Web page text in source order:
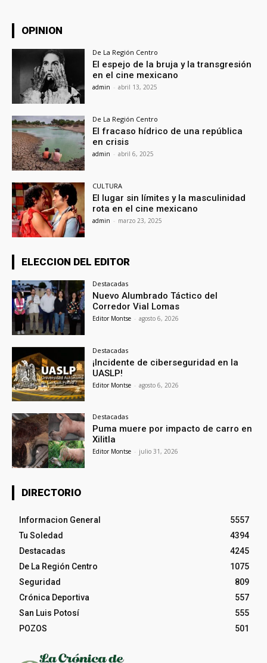
OPINION
De La Región Centro
El espejo de la bruja y la transgresión
en el cine mexicano
admin - abril 13, 2025
De La Región Centro
El fracaso hídrico de una república
en crisis
admin - abril 6, 2025
CULTURA
El lugar sin límites y la masculinidad
rota en el cine mexicano
admin - marzo 23, 2025
ELECCION DEL EDITOR
Destacadas
Nuevo Alumbrado Táctico del
Corredor Vial Lomas
Editor Montse - agosto 6, 2026
Destacadas
¡Incidente de ciberseguridad en la
UASLP!
Editor Montse - agosto 6, 2026
Destacadas
Puma muere por impacto de carro en
Xilitla
Editor Montse - julio 31, 2026
DIRECTORIO
Informacion General
5557
Tu Soledad
4394
Destacadas
4245
De La Región Centro
1075
Seguridad
809
Crónica Deportiva
557
San Luis Potosí
555
POZOS
501